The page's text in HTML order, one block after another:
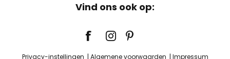
Vind ons ook op:
Privacy-instellingen Algemene voorwaarden
Impressum